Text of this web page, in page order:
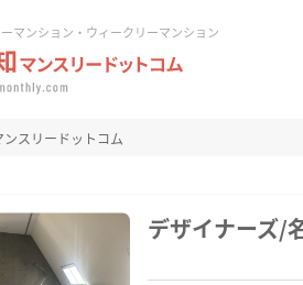
マンション・ウィークリーマンション
ンスリードットコム
デザイナーズ/